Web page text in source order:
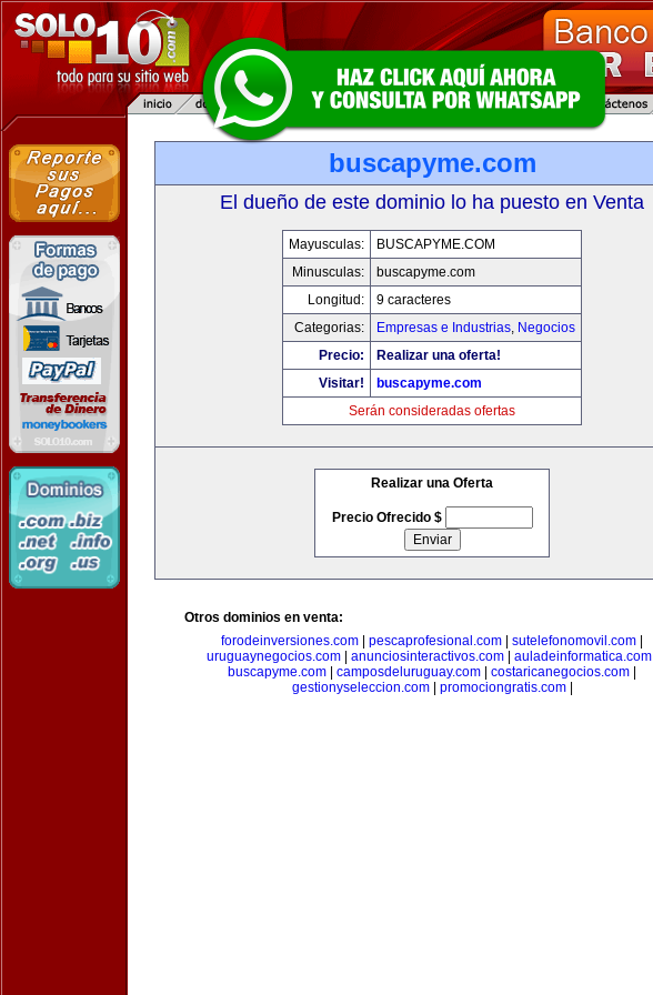
buscapyme.com
El dueño de este dominio lo ha puesto en Venta
Mayusculas:
BUSCAPYME.COM
Minusculas:
buscapyme.com
Longitud:
9 caracteres
Categorias:
Empresas e Industrias, Negocios
Precio:
Realizar una oferta!
Visitar!
buscapyme.com
Serán consideradas ofertas
Realizar una Oferta
Precio Ofrecido $
Otros dominios en venta:
forodeinversiones.com
pescaprofesional.com sutelefonomovil.com
uruguaynegocios.com| anunciosinteractivos.com| auladeinformatica.com|
buscapyme.com
camposdeluruguay.com costaricanegocios.com
gestionyseleccion.com| promociongratis.com|